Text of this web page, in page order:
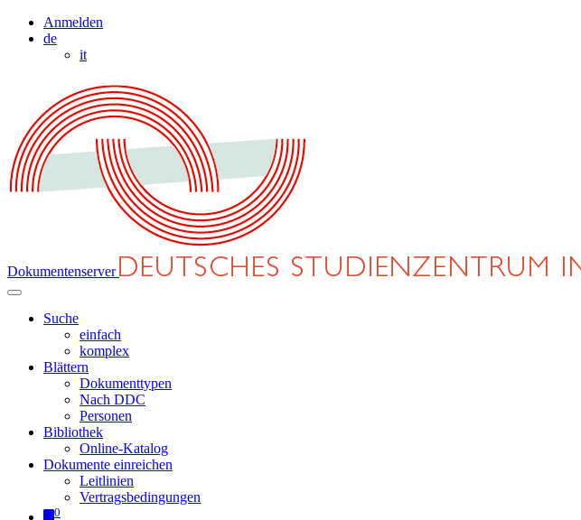
Anmelden
de
it
Dokumentenserver
Suche
einfach
komplex
Blättern
Dokumenttypen
Nach DDC
Personen
Bibliothek
Online-Katalog
Dokumente einreichen
Leitlinien
Vertragsbedingungen
0